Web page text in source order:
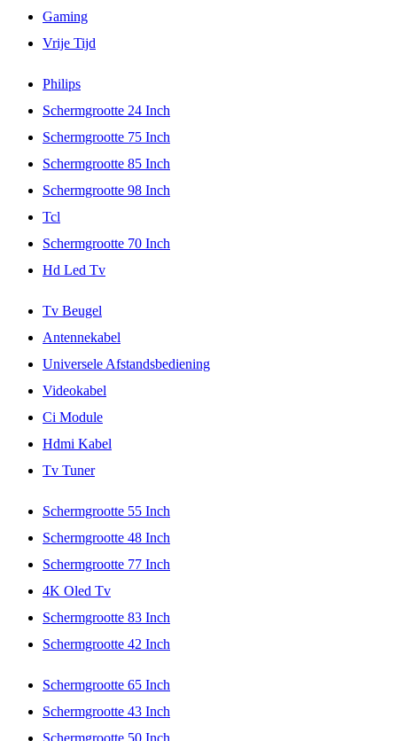
Gaming
Vrije Tijd
Philips
Schermgrootte 24 Inch
Schermgrootte 75 Inch
Schermgrootte 85 Inch
Schermgrootte 98 Inch
Tcl
Schermgrootte 70 Inch
Hd Led Tv
Tv Beugel
Antennekabel
Universele Afstandsbediening
Videokabel
Ci Module
Hdmi Kabel
Tv Tuner
Schermgrootte 55 Inch
Schermgrootte 48 Inch
Schermgrootte 77 Inch
4K Oled Tv
Schermgrootte 83 Inch
Schermgrootte 42 Inch
Schermgrootte 65 Inch
Schermgrootte 43 Inch
Schermgrootte 50 Inch